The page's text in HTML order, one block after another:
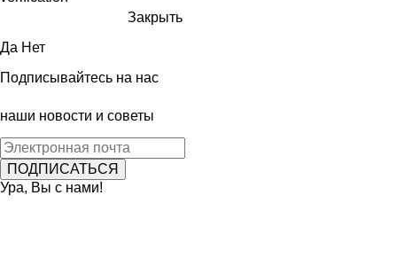
Закрыть
Да Нет
Подписывайтесь на нас
наши новости и советы
Ура, Вы с нами!